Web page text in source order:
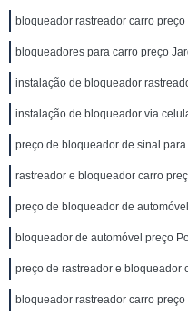
bloqueador rastreador carro preço
bloqueadores para carro preço
instalação de bloqueador
instalação de bloqueador via
preço de bloqueador de sinal
rastreador e bloqueador carro
preço de bloqueador de
bloqueador de automóvel preço
preço de rastreador e bloqueador
bloqueador rastreador carro preço